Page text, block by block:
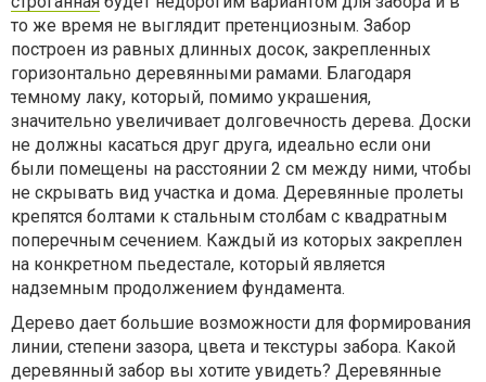
то же время не выглядит претенциозным. Забор
построен из равных длинных досок, закрепленных
горизонтально деревянными рамами. Благодаря
темному лаку, который, помимо украшения,
значительно увеличивает долговечность дерева. Доски
не должны касаться друг друга, идеально если они
были помещены на расстоянии 2 см между ними, чтобы
не скрывать вид участка и дома. Деревянные пролеты
крепятся болтами к стальным столбам с квадратным
поперечным сечением. Каждый из которых закреплен
на конкретном пьедестале, который является
надземным продолжением фундамента.
Дерево дает большие возможности для формирования
линии, степени зазора, цвета и текстуры забора. Какой
деревянный забор вы хотите увидеть? Деревянные